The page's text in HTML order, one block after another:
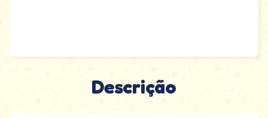
Descrição